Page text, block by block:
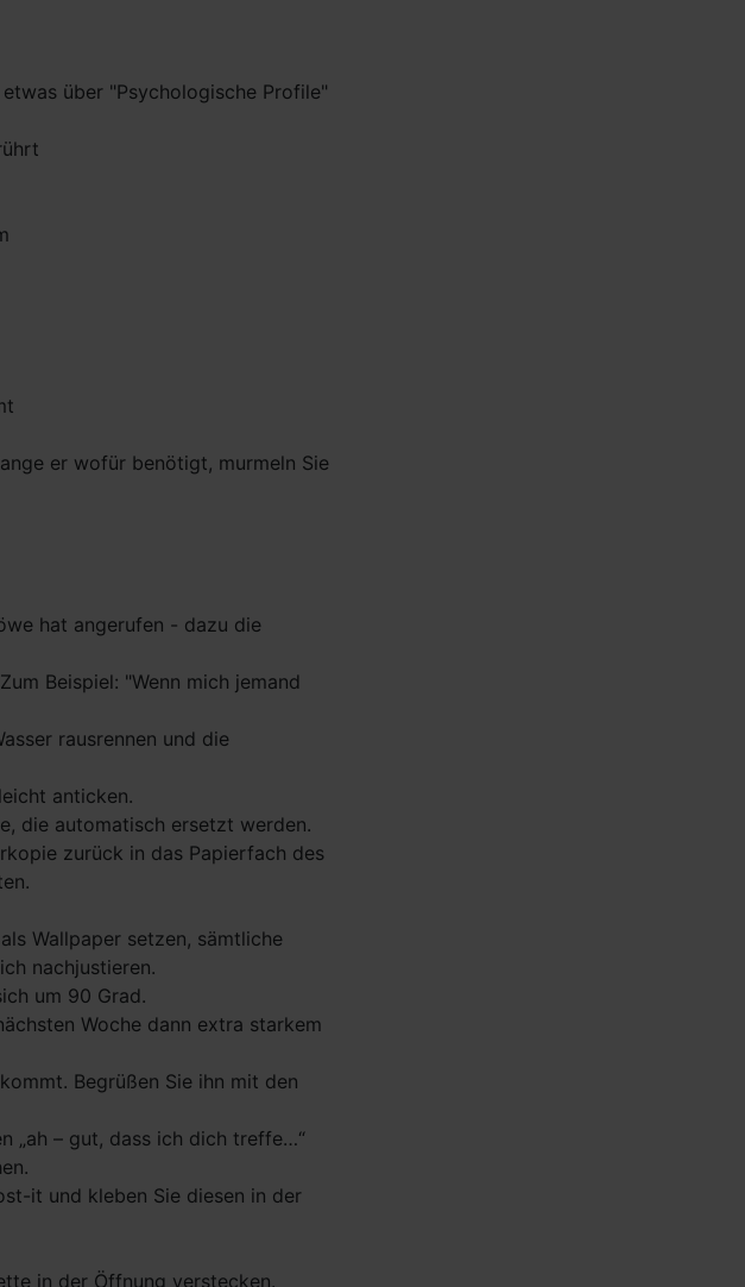
über "Psychologische Profile"
er wofür benötigt, murmeln Sie
hat angerufen - dazu die
Beispiel: "Wenn mich jemand
rausrennen und die
anticken.
die automatisch ersetzt werden.
zurück in das Papierfach des
Wallpaper setzen, sämtliche
nachjustieren.
um 90 Grad.
Woche dann extra starkem
Begrüßen Sie ihn mit den
„ah – gut, dass ich dich treffe…“
it und kleben Sie diesen in der
in der Öffnung verstecken.